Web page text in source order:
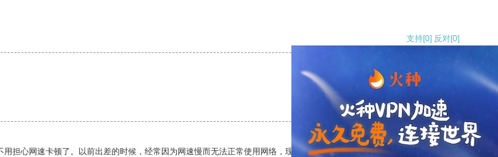
支持[0] 反对[0]
支持[0] 反对
心网速卡顿了。以前出差的时候，经常因为网速慢而无法正常使用网络，现在有了这个app，我再也不用担心了。